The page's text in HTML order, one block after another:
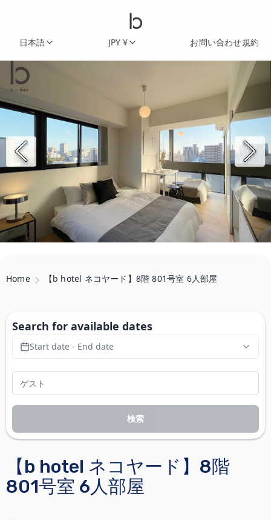
日本語 JPY ¥ お問い合わせ規約
Home 【b hotel ネコヤード】8階 801号室 6人部屋
【b hotel ネコヤード】8階
801号室 6人部屋
Search for available dates
Start date - End date
検索